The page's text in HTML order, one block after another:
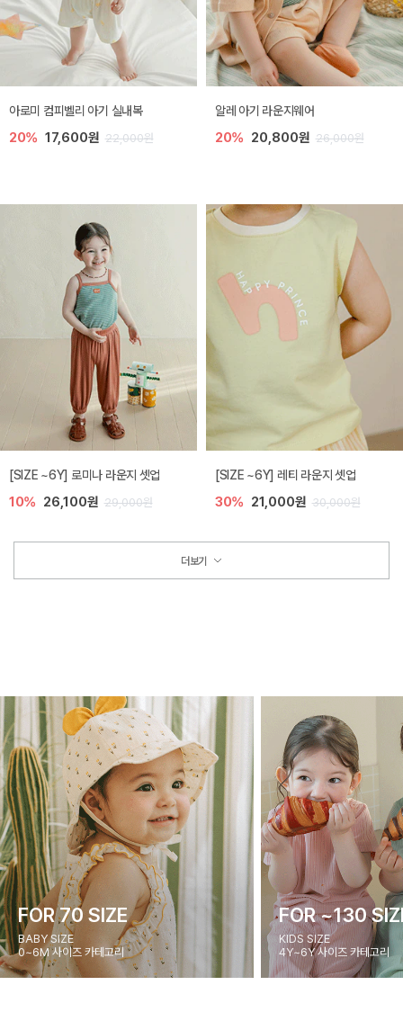
아로미 컴피벨리 아기 실내복
20% 17,600원 22,000원
알레 아기 라운지웨어
20% 20,800원 26,000원
[SIZE ~6Y] 로미나 라운지 셋업
10% 26,100원 29,000원
[SIZE ~6Y] 레티 라운지 셋업
30% 21,000원 30,000원
더보기
FOR 70 SIZE
BABY SIZE
0~6M 사이즈 카테고리
FOR ~130
KIDS SIZE
4Y~6Y 사이즈 카테고리